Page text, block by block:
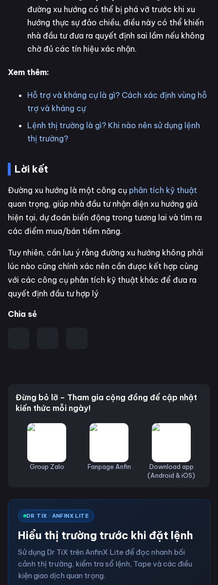
đường xu hướng có thể bị phá vỡ trước khi xu
hướng thực sự đảo chiều, điều này có thể khiến
nhà đầu tư đưa ra quyết định sai lầm nếu không
chờ đủ các tín hiệu xác nhận.
Xem thêm:
Hỗ trợ và kháng cự là gì? Cách xác định vùng hỗ
trợ và kháng cự
Lệnh thị trường là gì? Khi nào nên sử dụng lệnh
thị trường?
Lời kết
Đường xu hướng là một công cụ phân tích kỹ thuật
quan trọng, giúp nhà đầu tư nhận diện xu hướng giá
hiện tại, dự đoán biến động trong tương lai và tìm ra
các điểm mua/bán tiềm năng.
Tuy nhiên, cần lưu ý rằng đường xu hướng không phải
lúc nào cũng chính xác nên cần được kết hợp cùng
với các công cụ phân tích kỹ thuật khác để đưa ra
quyết định đầu tư hợp lý
Chia sẻ
Đừng bỏ lỡ – Tham gia cộng đồng để cập nhật
kiến thức mỗi ngày!
Group Zalo Fanpage Anfin
Download app
(Android & iOS)
DR TIX · ANFINX LITE
Hiểu thị trường trước khi đặt lệnh
Sử dụng Dr TiX trên AnfinX Lite để đọc nhanh bối
cảnh thị trường, kiểm tra sổ lệnh, Tape và các điều
kiện giao dịch quan trọng.